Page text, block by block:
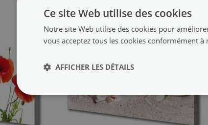
Ce site Web utilise des cookies
Notre site Web utilise des cookies pour
vous acceptez tous les cookies conformément
AFFICHER LES DÉTAILS